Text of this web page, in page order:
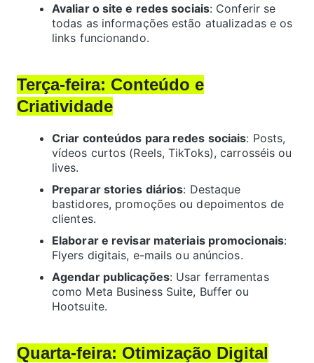
Avaliar o site e redes sociais: Conferir se
todas as informações estão atualizadas e os
links funcionando.
Terça-feira: Conteúdo e
Criatividade
Criar conteúdos para redes sociais: Posts,
vídeos curtos (Reels, TikToks), carrosséis ou
lives.
Preparar stories diários: Destaque
bastidores, promoções ou depoimentos de
clientes.
Elaborar e revisar materiais promocionais:
Flyers digitais, e-mails ou anúncios.
Agendar publicações: Usar ferramentas
como Meta Business Suite, Buffer ou
Hootsuite.
Quarta-feira: Otimização Digital